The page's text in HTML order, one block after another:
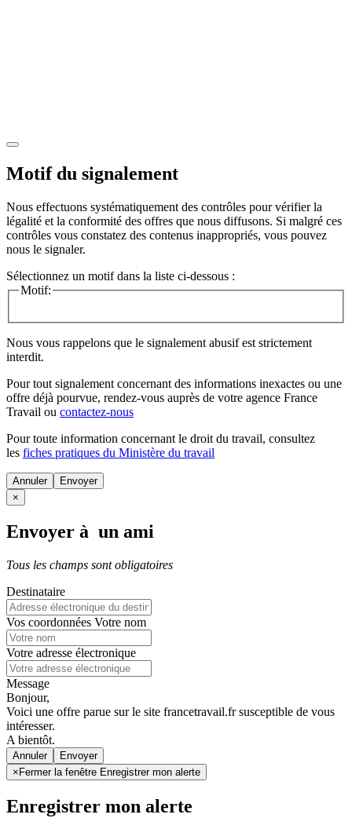
Motif du signalement
Nous effectuons systématiquement des contrôles pour vérifier la
légalité et la conformité des offres que nous diffusons. Si malgré ces
contrôles vous constatez des contenus inappropriés, vous pouvez
nous le signaler.
Sélectionnez un motif dans la liste ci-dessous :
Motif:
Nous vous rappelons que le signalement abusif est strictement
interdit.
Pour tout signalement concernant des informations inexactes ou une
offre déjà pourvue, rendez-vous auprès de votre agence France
Travail ou contactez-nous
Pour toute information concernant le droit du travail, consultez
les fiches pratiques du Ministère du travail
Annuler
×
Envoyer à un ami
Tous les champs sont obligatoires
Destinataire
Vos coordonnées Votre nom
Votre adresse électronique
Message
Bonjour,
Voici une offre parue sur le site francetravail.fr susceptible de vous
intéresser.
A bientôt.
Annuler
× Fermer la fenêtre Enregistrer mon alerte
Enregistrer mon alerte